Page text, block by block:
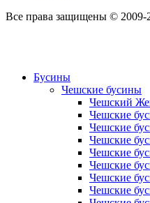
Все права защищены © 2009-
Бусины
Чешские бусины
Чешский
Чешские
Чешские
Чешские
Чешские
Чешские
Чешские
Чешские